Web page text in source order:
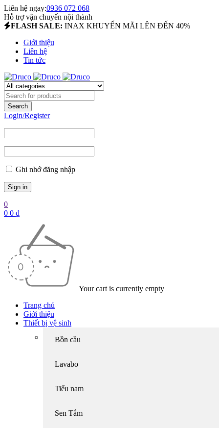
Liên hệ ngay:0936 072 068
Hỗ trợ vận chuyển nội thành
FLASH SALE: INAX KHUYẾN MÃI LÊN ĐẾN 40%
Giới thiệu
Liên hệ
Tin tức
Login/Register
Ghi nhớ đăng nhập
0
0 0 ₫
Your cart is currently empty
Trang chủ
Giới thiệu
Thiết bị vệ sinh
Bồn cầu
Lavabo
Tiểu nam
Sen Tắm